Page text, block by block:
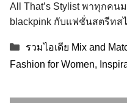
All That’s Stylist พาทุกคน
blackpink กับแฟชั่นสตรีทส
Categories
รวมไอเดีย Mix and
Fashion for Women,